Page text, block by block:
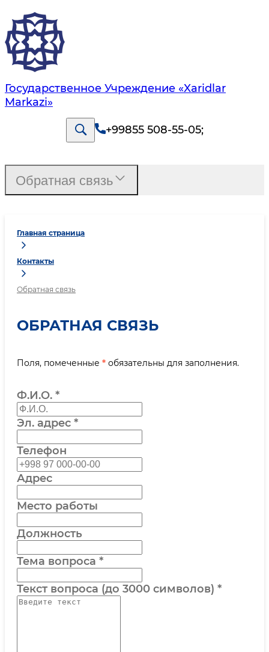
Государственное Учреждение «Xaridlar
Markazi»
+99855 508-55-05;
Главная страница
Контакты
Обратная связь
ОБРАТНАЯ СВЯЗЬ
Поля, помеченные * обязательны для заполнения.
Ф.И.О. *
Эл. адрес *
Телефон
Адрес
Место работы
Должность
Тема вопроса *
Текст вопроса (до 3000 символов) *
Обратная связь